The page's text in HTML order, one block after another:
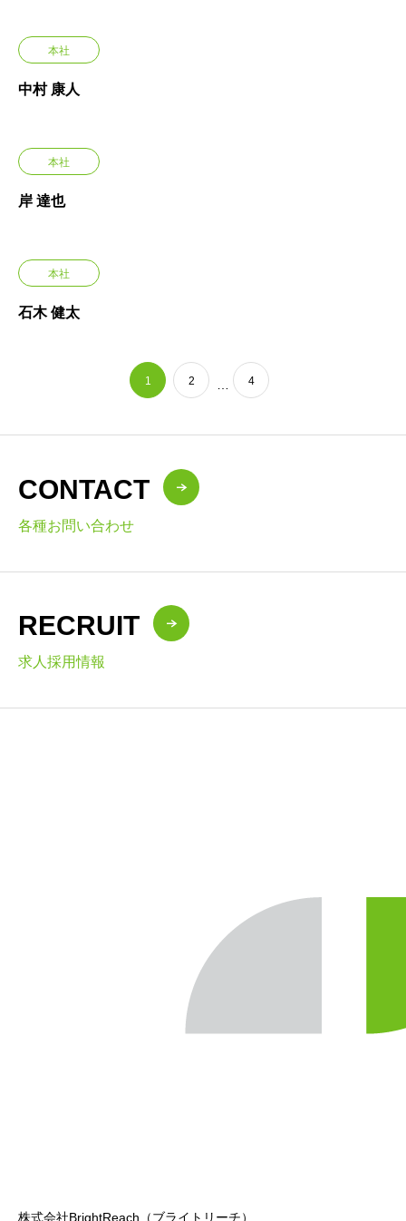
本社
中村 康人
本社
岸 達也
本社
石木 健太
1 2 4
CONTACT
各種お問い合わせ
RECRUIT
求人採用情報
株式会社BrightReach（ブライトリーチ）